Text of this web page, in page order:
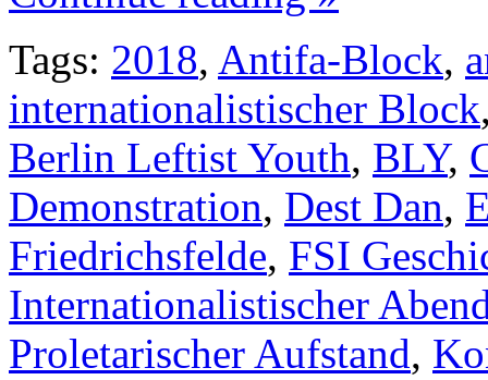
Tags: 2018, Antifa-Block,
internationalistischer Block
Berlin Leftist Youth, BLY,
Demonstration, Dest Dan,
Friedrichsfelde, FSI
Internationalistischer
Proletarischer Aufstand,